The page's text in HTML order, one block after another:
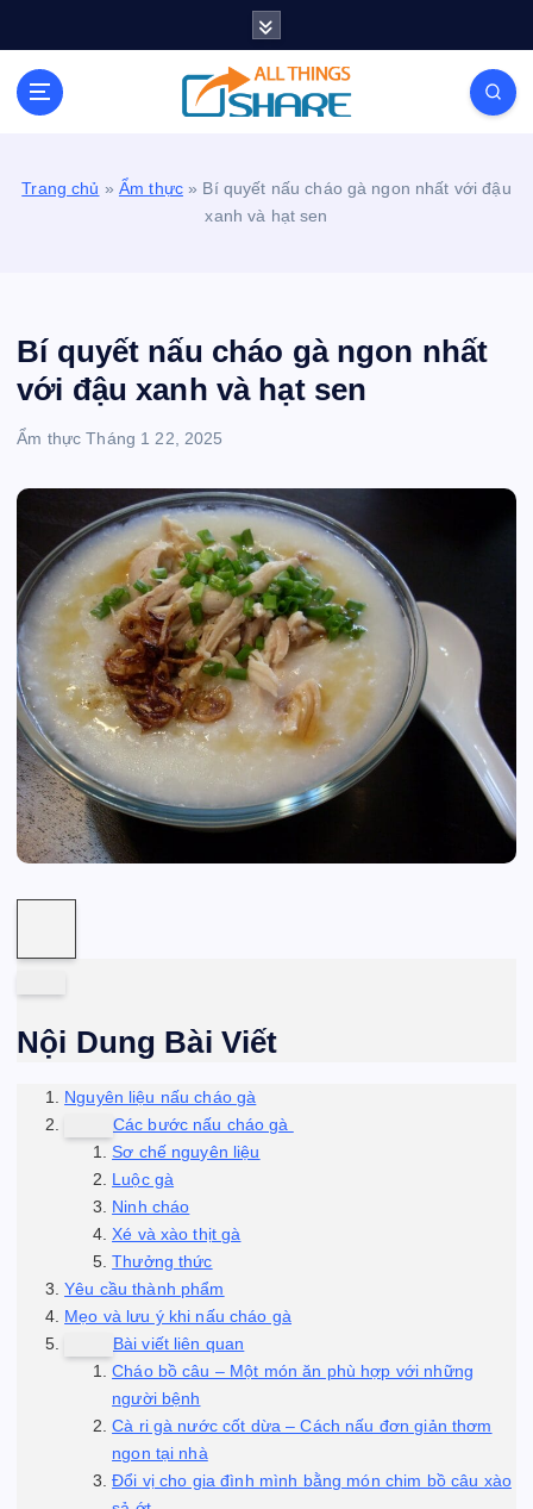
Personal Blog | Knowledge | Technology | Tips |
Pets | Life
Trang chủ » Ẩm thực» Bí quyết nấu cháo gà ngon nhất với đậu
xanh và hạt sen
Bí quyết nấu cháo gà ngon nhất
với đậu xanh và hạt sen
Ẩm thực Tháng 1 22, 2025
Nội Dung Bài Viết
Nguyên liệu nấu cháo gà
Các bước nấu cháo gà
Sơ chế nguyên liệu
Luộc gà
Ninh cháo
Xé và xào thịt gà
Thưởng thức
Yêu cầu thành phẩm
Mẹo và lưu ý khi nấu cháo gà
Bài viết liên quan
Cháo bồ câu – Một món ăn phù hợp với những
người bệnh
Cà ri gà nước cốt dừa – Cách nấu đơn giản thơm
ngon tại nhà
Đổi vị cho gia đình mình bằng món chim bồ câu xào